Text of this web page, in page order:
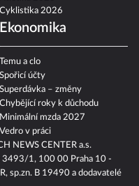
NEWS CENTER a.s.
3493/1, 100 00 Praha 10 -
sp.zn. B 19490 a dodavatelé
Cyklistika 2026
Ekonomika
Temu a clo
Spořicí účty
Superdávka – změny
Chybějící roky k důchodu
Minimální mzda 2027
Vedro v práci